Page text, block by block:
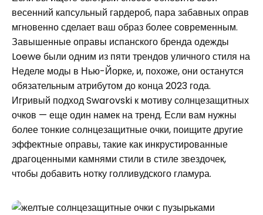
весенний капсульный гардероб, пара забавных оправ
мгновенно сделает ваш образ более современным.
Завышенные оправы испанского бренда одежды
Loewe были одним из пяти трендов уличного стиля на
Неделе моды в Нью-Йорке, и, похоже, они останутся
обязательным атрибутом до конца 2023 года.
Игривый подход Swarovski к мотиву солнцезащитных
очков — еще один намек на тренд. Если вам нужны
более тонкие солнцезащитные очки, поищите другие
эффектные оправы, такие как инкрустированные
драгоценными камнями стили в стиле звездочек,
чтобы добавить нотку голливудского гламура.